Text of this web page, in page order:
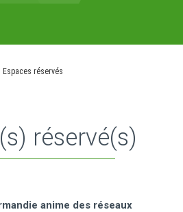
Espaces réservés
réservé(s)
anime des réseaux